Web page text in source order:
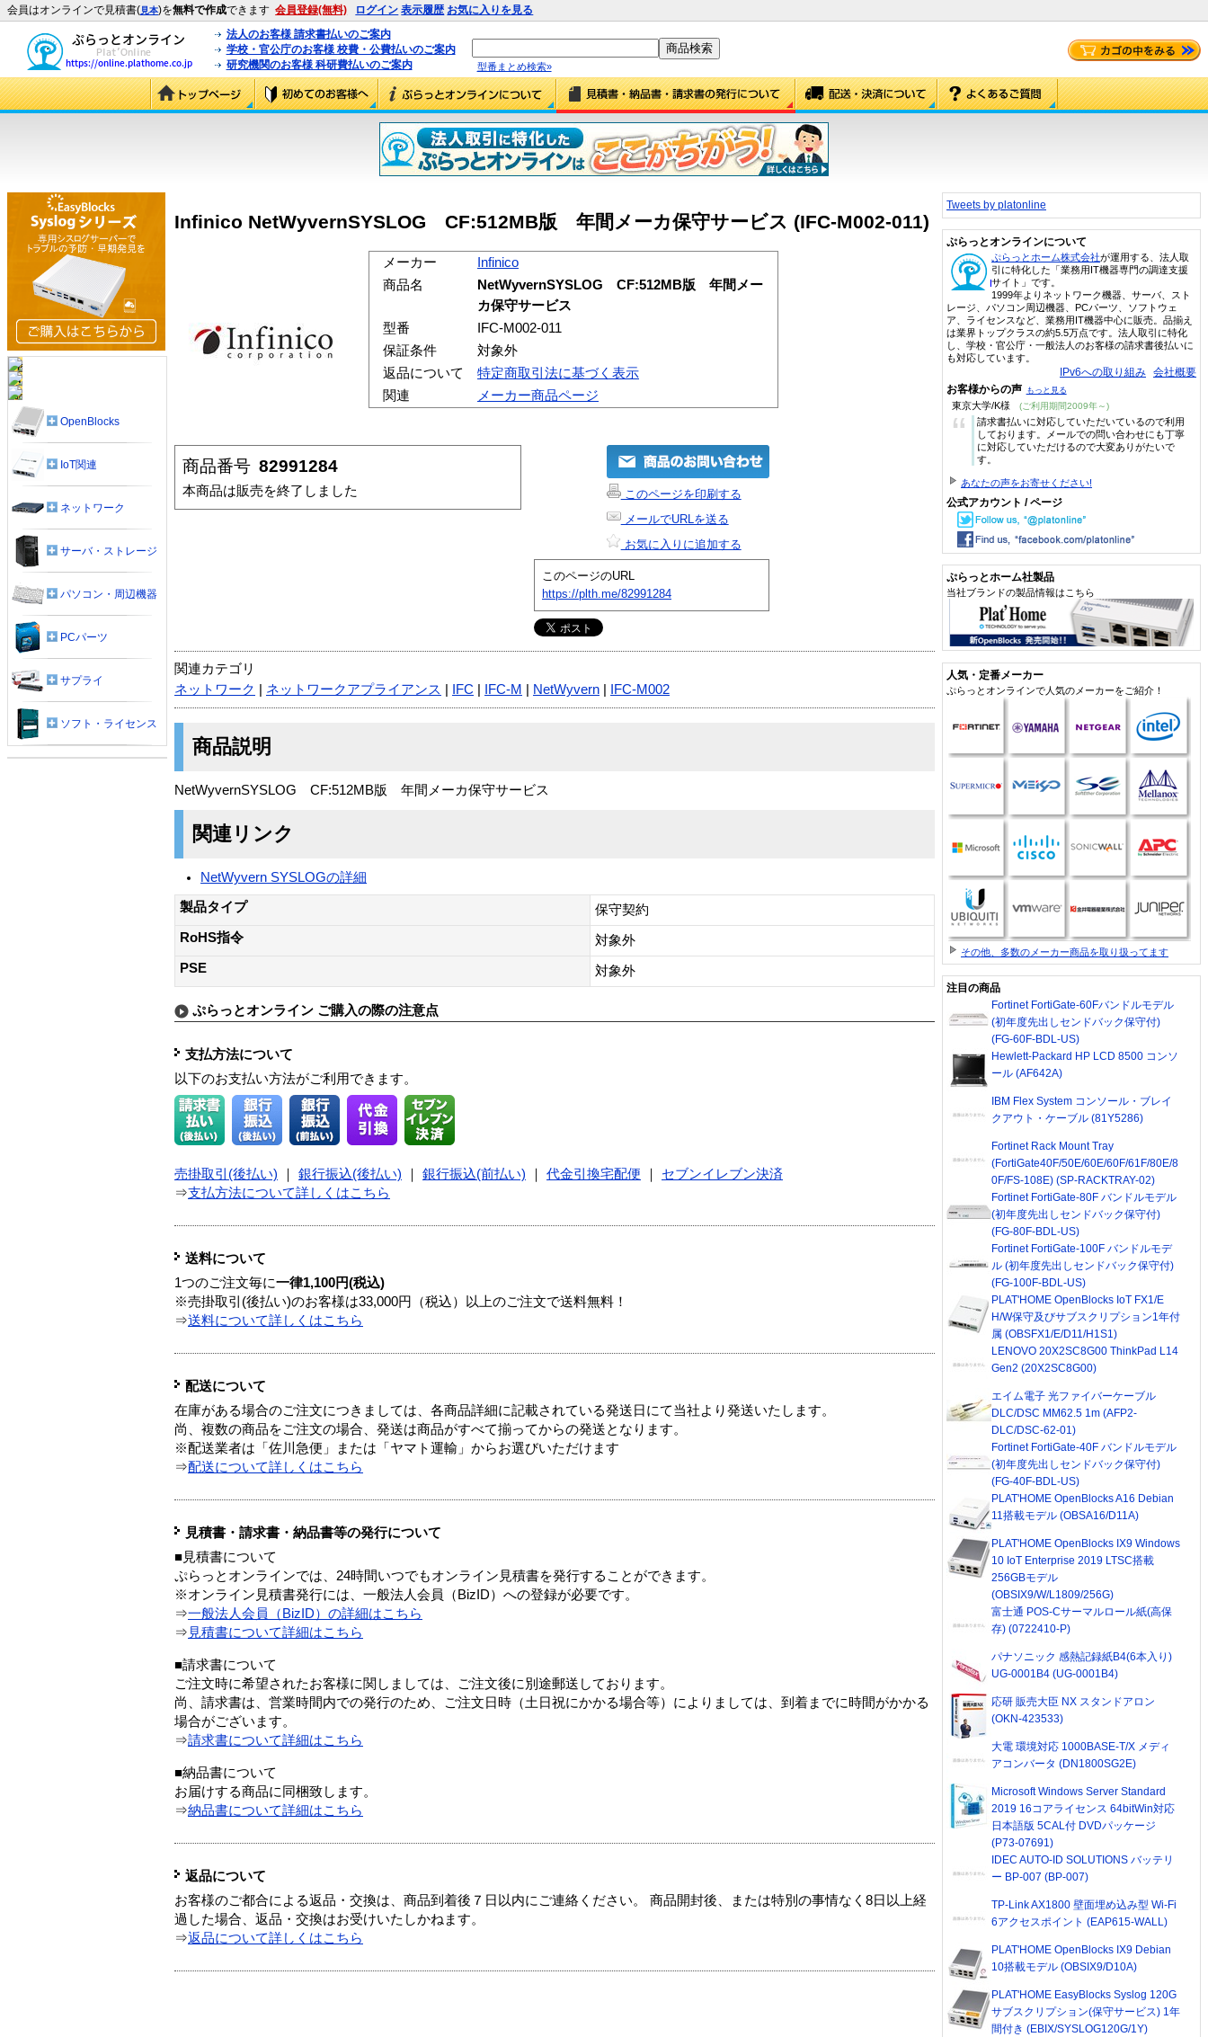
会員はオンラインで見積書(見本)を無料で作成できます 会員登録(無料) ログイン 表示履歴 お気に入りを見る
法人のお客様 請求書払いのご案内
学校・官公庁のお客様 校費・公費払いのご案内
研究機関のお客様 科研費払いのご案内
型番まとめ検索»
Infinico NetWyvernSYSLOG CF:512MB版 年間メーカ保守サービス (IFC-M002-011)
メーカー
Infinico
商品名
NetWyvernSYSLOG CF:512MB版 年間メー
カ保守サービス
型番
IFC-M002-011
保証条件
対象外
返品について
特定商取引法に基づく表示
関連
メーカー商品ページ
商品番号 82991284
本商品は販売を終了しました
このページを印刷する
メールでURLを送る
お気に入りに追加する
このページのURL
https://plth.me/82991284
関連カテゴリ
ネットワーク
ネットワークアプライアンス IFC IFC-M NetWyvern IFC-M002
商品説明
NetWyvernSYSLOG CF:512MB版 年間メーカ保守サービス
関連リンク
NetWyvern SYSLOGの詳細
製品タイプ
保守契約
RoHS指令
対象外
PSE
対象外
ぷらっとオンライン ご購入の際の注意点
支払方法について
以下のお支払い方法がご利用できます。
売掛取引(後払い) ｜ 銀行振込(後払い) ｜ 銀行振込(前払い) ｜ 代金引換宅配便 ｜ セブンイレブン決済
⇒支払方法について詳しくはこちら
送料について
1つのご注文毎に一律1,100円(税込)
※売掛取引(後払い)のお客様は33,000円（税込）以上のご注文で送料無料！
⇒送料について詳しくはこちら
配送について
在庫がある場合のご注文につきましては、各商品詳細に記載されている発送日にて当社より発送いたします。
尚、複数の商品をご注文の場合、発送は商品がすべて揃ってからの発送となります。
※配送業者は「佐川急便」または「ヤマト運輸」からお選びいただけます
⇒配送について詳しくはこちら
見積書・請求書・納品書等の発行について
■見積書について
ぷらっとオンラインでは、24時間いつでもオンライン見積書を発行することができます。
※オンライン見積書発行には、一般法人会員（BizID）への登録が必要です。
⇒一般法人会員（BizID）の詳細はこちら
⇒ 見積書について詳細はこちら
■請求書について
ご注文時に希望されたお客様に関しましては、ご注文後に別途郵送しております。
尚、請求書は、営業時間内での発行のため、ご注文日時（土日祝にかかる場合等）によりましては、到着までに時間がかかる
場合がございます。
⇒請求書について詳細はこちら
■納品書について
お届けする商品に同梱致します。
⇒納品書について詳細はこちら
返品について
お客様のご都合による返品・交換は、商品到着後７日以内にご連絡ください。 商品開封後、または特別の事情なく8日以上経
過した場合、返品・交換はお受けいたしかねます。
⇒返品について詳しくはこちら
OpenBlocks
IoT関連
ネットワーク
サーバ・ストレージ
パソコン・周辺機器
PCパーツ
サプライ
ソフト・ライセンス
Tweets by platonline
ぷらっとオンラインについて
ぷらっとホーム株式会社が運用する、法人取
引に特化した「業務用IT機器専門の調達支援
サイト」です。
1999年よりネットワーク機器、サーバ、スト
レージ、パソコン周辺機器、PCパーツ、ソフトウェ
ア、ライセンスなど、業務用IT機器中心に販売。品揃え
は業界トップクラスの約5.5万点です。法人取引に特化
し、学校・官公庁・一般法人のお客様の請求書後払いに
も対応しています。
IPv6への取り組み 会社概要
お客様からの声 もっと見る
東京大学/K様 (ご利用期間2009年～)
“
請求書払いに対応していただいているので利用
しております。メールでの問い合わせにも丁寧
に対応していただけるので大変ありがたいで
す。
あなたの声をお寄せください!
公式アカウント / ページ
ぷらっとホーム社製品
当社ブランドの製品情報はこちら
人気・定番メーカー
ぷらっとオンラインで人気のメーカーをご紹介！
その他、多数のメーカー商品を取り扱ってます
注目の商品
Fortinet FortiGate-60Fバンドルモデル
(初年度先出しセンドバック保守付)
(FG-60F-BDL-US)
Hewlett-Packard HP LCD 8500 コンソ
ール (AF642A)
IBM Flex System コンソール・ブレイ
クアウト・ケーブル (81Y5286)
Fortinet Rack Mount Tray
(FortiGate40F/50E/60E/60F/61F/80E/8
0F/FS-108E) (SP-RACKTRAY-02)
Fortinet FortiGate-80F バンドルモデル
(初年度先出しセンドバック保守付)
(FG-80F-BDL-US)
Fortinet FortiGate-100F バンドルモデ
ル (初年度先出しセンドバック保守付)
(FG-100F-BDL-US)
PLAT'HOME OpenBlocks IoT FX1/E
H/W保守及びサブスクリプション1年付
属 (OBSFX1/E/D11/H1S1)
LENOVO 20X2SC8G00 ThinkPad L14
Gen2 (20X2SC8G00)
エイム電子 光ファイバーケーブル
DLC/DSC MM62.5 1m (AFP2-
DLC/DSC-62-01)
Fortinet FortiGate-40F バンドルモデル
(初年度先出しセンドバック保守付)
(FG-40F-BDL-US)
PLAT'HOME OpenBlocks A16 Debian
11搭載モデル (OBSA16/D11A)
PLAT'HOME OpenBlocks IX9 Windows
10 IoT Enterprise 2019 LTSC搭載
256GBモデル
(OBSIX9/W/L1809/256G)
富士通 POS-Cサーマルロール紙(高保
存) (0722410-P)
パナソニック 感熱記録紙B4(6本入り)
UG-0001B4 (UG-0001B4)
応研 販売大臣 NX スタンドアロン
(OKN-423533)
大電 環境対応 1000BASE-T/X メディ
アコンバータ (DN1800SG2E)
Microsoft Windows Server Standard
2019 16コアライセンス 64bitWin対応
日本語版 5CAL付 DVDパッケージ
(P73-07691)
IDEC AUTO-ID SOLUTIONS バッテリ
ー BP-007 (BP-007)
TP-Link AX1800 壁面埋め込み型 Wi-Fi
6アクセスポイント (EAP615-WALL)
PLAT'HOME OpenBlocks IX9 Debian
10搭載モデル (OBSIX9/D10A)
PLAT'HOME EasyBlocks Syslog 120G
サブスクリプション(保守サービス) 1年
間付き (EBIX/SYSLOG120G/1Y)